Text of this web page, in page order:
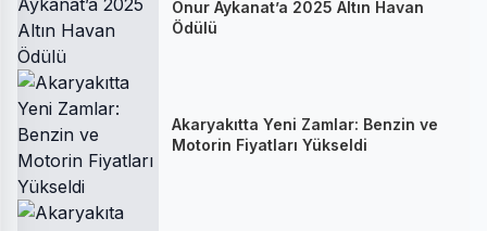
Onur Aykanat’a 2025 Altın Havan
Ödülü
Akaryakıtta Yeni Zamlar: Benzin ve
Motorin Fiyatları Yükseldi